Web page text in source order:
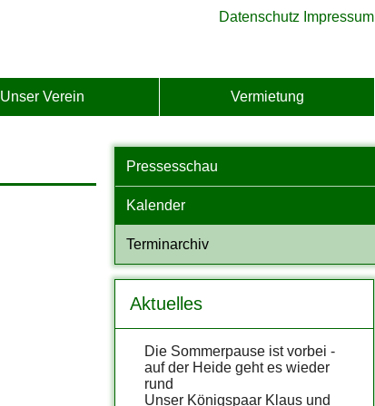
Unser Verein Vermietung
Datenschutz Impressum
Pressesschau
Kalender
Terminarchiv
Aktuelles
Die Sommerpause ist vorbei -
auf der Heide geht es wieder
rund
Unser Königspaar Klaus und